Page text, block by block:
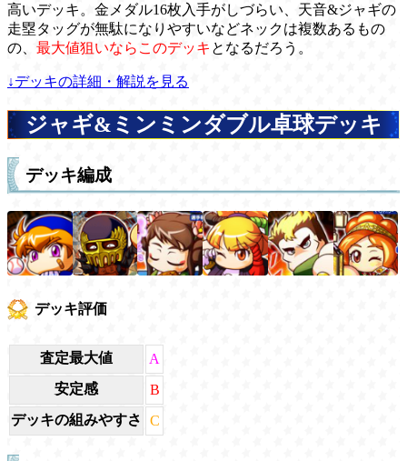
高いデッキ。金メダル16枚入手がしづらい、天音&ジャギの
走塁タッグが無駄になりやすいなどネックは複数あるもの
の、 最大値狙いならこのデッキ となるだろう。
↓デッキの詳細・解説を見る
ジャギ&ミンミンダブル卓球デッキ
デッキ編成
デッキ評価
査定最大値
A
安定感
B
デッキの組みやすさ
C